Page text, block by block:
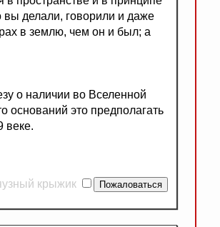
вы делали, говорили и даже
в землю, чем он и был; а
о наличии во Вселенной
оснований это предполагать
веке.
крыжик